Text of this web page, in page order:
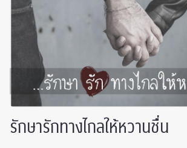
รักษารักทางไกลให้หวานชื่น